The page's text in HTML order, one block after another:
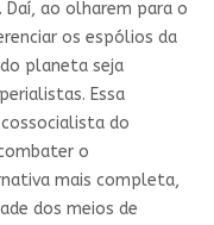
ao olharem para o
os espólios da
planeta seja
Essa
do
o
mais completa,
dos meios de